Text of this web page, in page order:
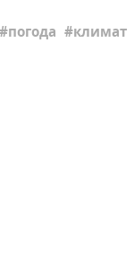
погода климат